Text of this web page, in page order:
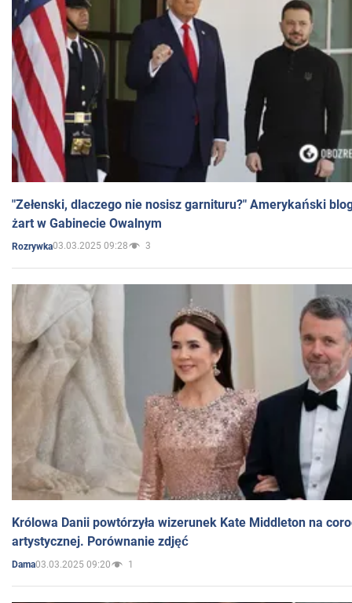
"Zełenski, dlaczego nie nosisz garnituru?" Amerykański
żart w Gabinecie Owalnym
Rozrywka03.03.2025 09:28 3
Królowa Danii powtórzyła wizerunek Kate Middleton na
artystycznej. Porównanie zdjęć
Dama03.03.2025 09:20 1